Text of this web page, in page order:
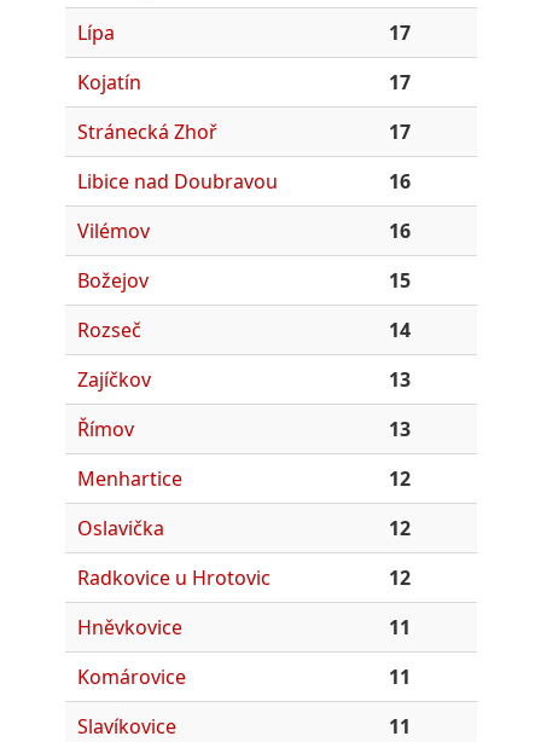
Lípa
17
Kojatín
17
Stránecká Zhoř
17
Libice nad Doubravou
16
Vilémov
16
Božejov
15
Rozseč
14
Zajíčkov
13
Římov
13
Menhartice
12
Oslavička
12
Radkovice u Hrotovic
12
Hněvkovice
11
Komárovice
11
Slavíkovice
11